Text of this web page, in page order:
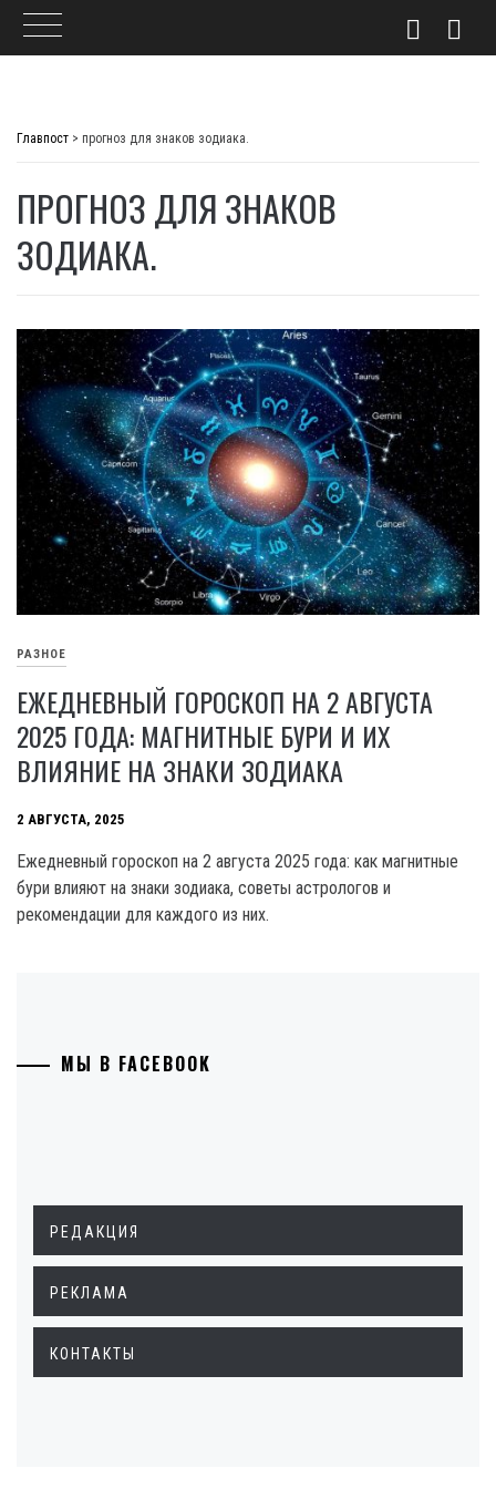
Главпост > прогноз для знаков зодиака.
ПРОГНОЗ ДЛЯ ЗНАКОВ
ЗОДИАКА.
РАЗНОЕ
ЕЖЕДНЕВНЫЙ ГОРОСКОП НА 2 АВГУСТА
2025 ГОДА: МАГНИТНЫЕ БУРИ И ИХ
ВЛИЯНИЕ НА ЗНАКИ ЗОДИАКА
2 АВГУСТА, 2025
Ежедневный гороскоп на 2 августа 2025 года: как магнитные
бури влияют на знаки зодиака, советы астрологов и
рекомендации для каждого из них.
МЫ В FACEBOOK
РЕДАКЦИЯ
РЕКЛАМА
КОНТАКТЫ